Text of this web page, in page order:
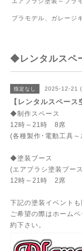
プラモデル、ガレージ
◆レンタルスペ
指定なし 2025-12-21
【レンタルスペース
◆制作スペース
12時～21時 8席
(各種製作･電動工具
◆塗装ブース
(エアブラシ塗装ブー
12時～21時 2席
下記の塗装イベントも
ご希望の際はホーム
約下さい。